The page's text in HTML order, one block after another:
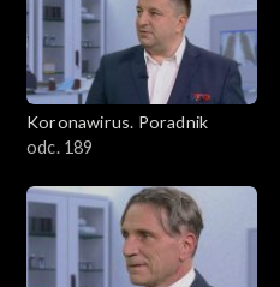
Koronawirus. Poradnik
odc. 189